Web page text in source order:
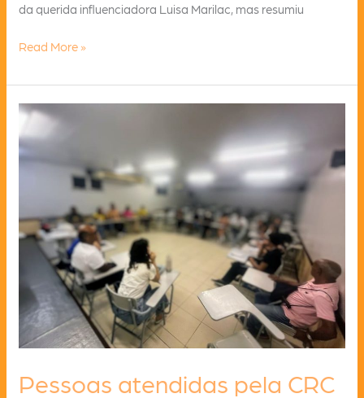
da querida influenciadora Luisa Marilac, mas resumiu
Pessoas
pela
AVHSJ
participam
de
dia
no
SESC
Caucaia
Read More »
Pessoas atendidas pela CRC